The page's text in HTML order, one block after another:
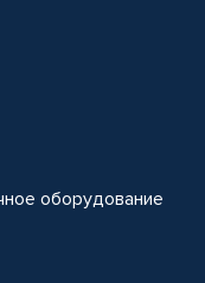
оборудование